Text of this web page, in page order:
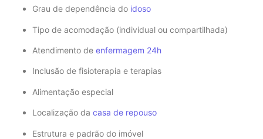
Grau de dependência do idoso
Tipo de acomodação (individual ou compartilhada)
Atendimento de enfermagem 24h
Inclusão de fisioterapia e terapias
Alimentação especial
Localização da casa de repouso
Estrutura e padrão do imóvel